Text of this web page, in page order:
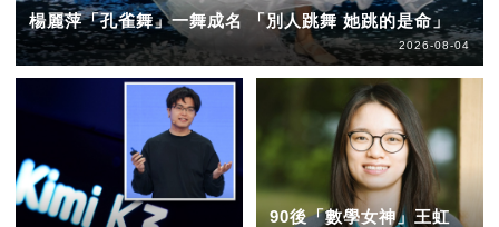
楊麗萍「孔雀舞」一舞成名 「別人跳舞 她跳的是命」
2026-08-04
90後「數學女神」王虹